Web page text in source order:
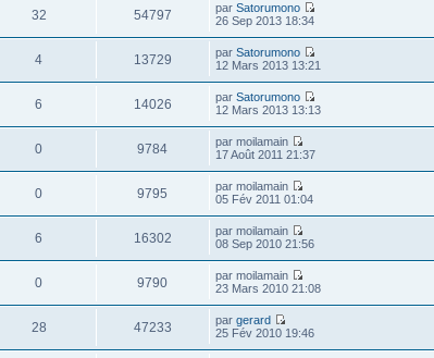
32 54797 parSatorumono
26 Sep 2013 18:34
4 13729 parSatorumono
12 Mars 2013 13:21
6 14026 parSatorumono
12 Mars 2013 13:13
0 9784
par moilamain
17 Août 2011 21:37
0 9795
par moilamain
05 Fév 2011 01:04
6 16302
par moilamain
08 Sep 2010 21:56
0 9790
par moilamain
23 Mars 2010 21:08
28 47233 pargerard
25 Fév 2010 19:46